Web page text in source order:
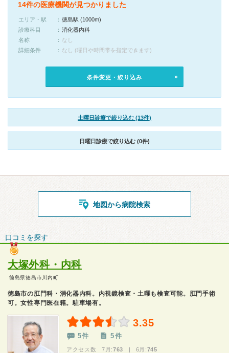
14件の医療機関が見つかりました
エリア・駅
徳島駅 (1000m)
診療科目
消化器内科
名称
なし
詳細条件
なし (曜日や時間帯を指定できます)
条件変更・絞り込み
土曜日診療で絞り込む (13件)
日曜日診療で絞り込む (0件)
地図から病院検索
口コミを探す
大塚外科・内科
徳島県徳島市川内町
徳島市の肛門科・消化器内科。内視鏡検査・土曜も検査可能。肛門手術
可。女性専門医在籍。駐車場有。
3.35
5件 5件
アクセス数 7月:763 | 6月:745